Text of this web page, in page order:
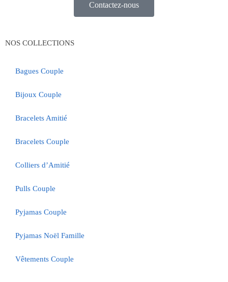
Contactez-nous
NOS COLLECTIONS
Bagues Couple
Bijoux Couple
Bracelets Amitié
Bracelets Couple
Colliers d’Amitié
Pulls Couple
Pyjamas Couple
Pyjamas Noël Famille
Vêtements Couple